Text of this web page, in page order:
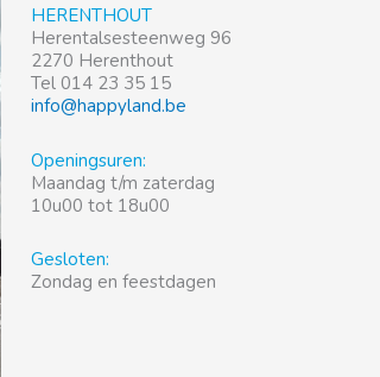
HERENTHOUT
Herentalsesteenweg 96
2270 Herenthout
Tel 014 23 35 15
info@happyland.be
Openingsuren:
Maandag t/m zaterdag
10u00 tot 18u00
Gesloten:
Zondag en feestdagen